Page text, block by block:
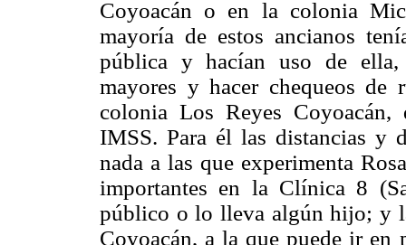
Coyoacán o en la colonia
mayoría de estos ancianos
pública y hacían uso de ella,
mayores y hacer chequeos
colonia Los Reyes
IMSS. Para él las distancias y
nada a las que experimenta
importantes en la Clínica 8
público o lo lleva algún hijo; y
Coyoacán, a la que puede ir en